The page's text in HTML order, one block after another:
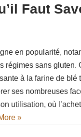
Faut
en popularité,
régimes sans gluten.
à la farine de blé
ses nombreuses
utilisation, où
»